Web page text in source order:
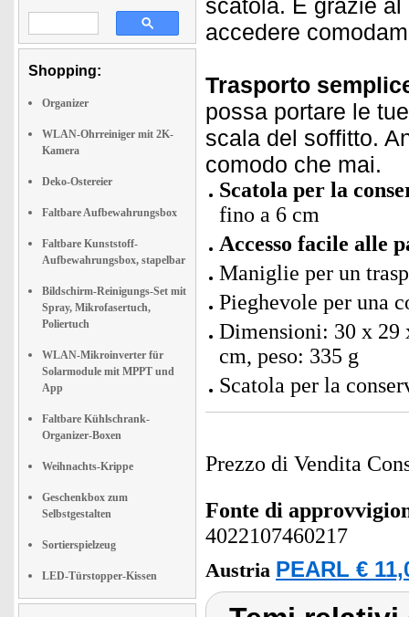
Shopping:
Organizer
WLAN-Ohrreiniger mit 2K-
Kamera
Deko-Ostereier
Faltbare Aufbewahrungsbox
Faltbare Kunststoff-
Aufbewahrungsbox, stapelbar
Bildschirm-Reinigungs-Set mit
Spray, Mikrofasertuch,
Poliertuch
WLAN-Mikroinverter für
Solarmodule mit MPPT und
App
Faltbare Kühlschrank-
Organizer-Boxen
Weihnachts-Krippe
Geschenkbox zum
Selbstgestalten
Sortierspielzeug
LED-Türstopper-Kissen
scatola. E grazie
accedere
Trasporto
possa portare le
scala del soffitto.
comodo che mai.
Scatola per la
fino a 6 cm
Accesso facile alle
Maniglie per un
Pieghevole per una
Dimensioni: 30 x 29
cm, peso: 335 g
Scatola per la
Prezzo di Vendita
Fonte di
4022107460217
Austria PEARL €